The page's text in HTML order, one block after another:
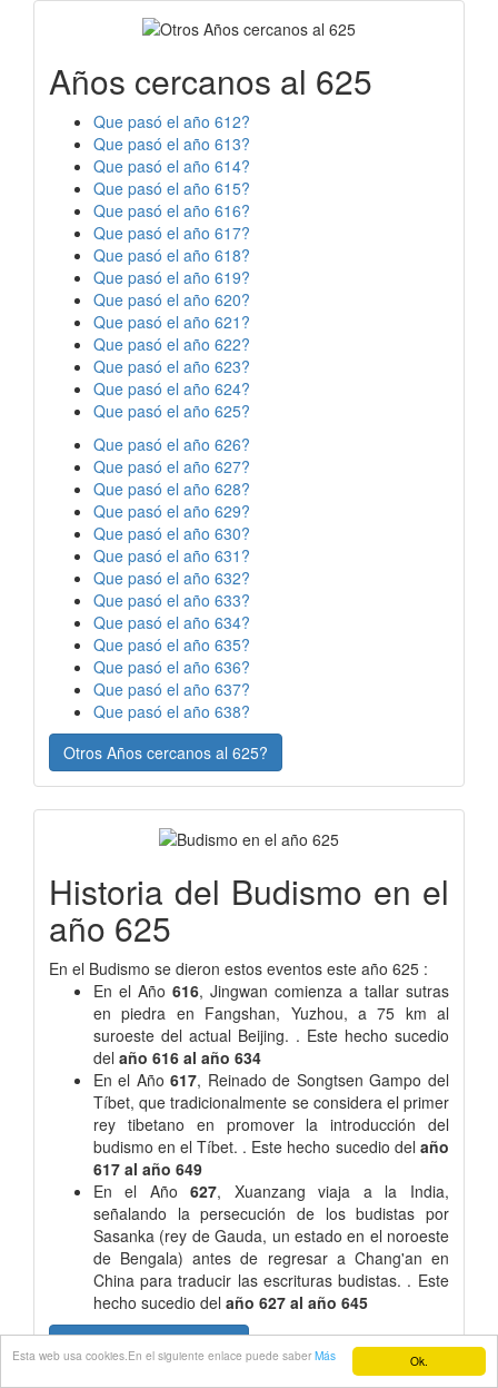
Ok.
Esta web usa cookies.En el siguiente enlace puede saber Más
Años cercanos al 625
Que pasó el año 612?
Que pasó el año 613?
Que pasó el año 614?
Que pasó el año 615?
Que pasó el año 616?
Que pasó el año 617?
Que pasó el año 618?
Que pasó el año 619?
Que pasó el año 620?
Que pasó el año 621?
Que pasó el año 622?
Que pasó el año 623?
Que pasó el año 624?
Que pasó el año 625?
Que pasó el año 626?
Que pasó el año 627?
Que pasó el año 628?
Que pasó el año 629?
Que pasó el año 630?
Que pasó el año 631?
Que pasó el año 632?
Que pasó el año 633?
Que pasó el año 634?
Que pasó el año 635?
Que pasó el año 636?
Que pasó el año 637?
Que pasó el año 638?
Otros Años cercanos al 625?
Historia del Budismo en el
año 625
En el Budismo se dieron estos eventos este año 625 :
En el Año 616, Jingwan comienza a tallar sutras
en piedra en Fangshan, Yuzhou, a 75 km al
suroeste del actual Beijing. . Este hecho sucedio
del año 616 al año 634
En el Año 617, Reinado de Songtsen Gampo del
Tíbet, que tradicionalmente se considera el primer
rey tibetano en promover la introducción del
budismo en el Tíbet. . Este hecho sucedio del año
617 al año 649
En el Año 627, Xuanzang viaja a la India,
señalando la persecución de los budistas por
Sasanka (rey de Gauda, un estado en el noroeste
de Bengala) antes de regresar a Chang'an en
China para traducir las escrituras budistas. . Este
hecho sucedio del año 627 al año 645
Budismo en el año 625?